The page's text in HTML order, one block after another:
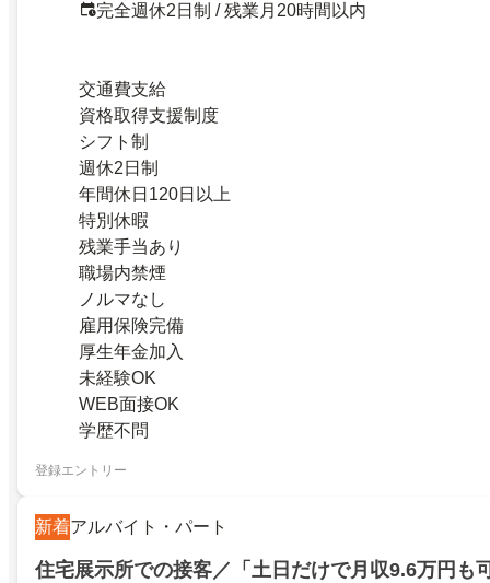
完全週休2日制 / 残業月20時間以内
交通費支給
資格取得支援制度
シフト制
週休2日制
年間休日120日以上
特別休暇
残業手当あり
職場内禁煙
ノルマなし
雇用保険完備
厚生年金加入
未経験OK
WEB面接OK
学歴不問
登録エントリー
新着アルバイト・パート
住宅展示所での接客／「土日だけで月収9.6万円も